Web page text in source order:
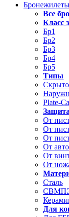
Бронежилеты
Все
Класс
Бр1
Бр2
Бр3
Бр4
Бр5
Типы
Plate-
От
От
От
От
От
От
Сталь
СВМПЭ
Для